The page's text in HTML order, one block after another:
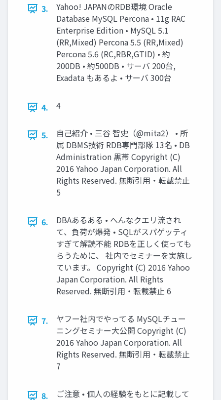
3.
Yahoo! JAPANのRDB環境 Oracle
Database MySQL Percona • 11g RAC
Enterprise Edition • MySQL 5.1
(RR,Mixed) Percona 5.5 (RR,Mixed)
Percona 5.6 (RC,RBR,GTID) • 約
200DB • 約500DB • サーバ 200台,
Exadata もあるよ • サーバ 300台
4. 4
5.
自己紹介 • 三谷 智史（@mita2） • 所
属 DBMS技術 RDB専門部隊 13名 • DB
Administration 黒帯 Copyright (C)
2016 Yahoo Japan Corporation. All
Rights Reserved. 無断引用・転載禁止
5
6.
DBAあるある • へんなクエリ流され
て、負荷が爆発 • SQLがスパゲッティ
すぎて解読不能 RDBを正しく使っても
らうために、 社内でセミナーを実施し
ています。 Copyright (C) 2016 Yahoo
Japan Corporation. All Rights
Reserved. 無断引用・転載禁止 6
7.
ヤフー社内でやってる MySQLチュー
ニングセミナー大公開 Copyright (C)
2016 Yahoo Japan Corporation. All
Rights Reserved. 無断引用・転載禁止
7
8.
ご注意 • 個人の経験をもとに記載して